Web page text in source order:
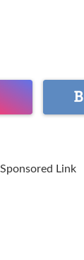
Sponsored Link